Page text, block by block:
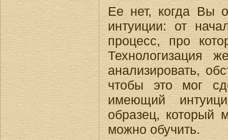
Ее нет, когда Вы
интуиции: от
процесс, про
Технологизация
анализировать,
чтобы это мог
имеющий
образец, который
можно обучить.